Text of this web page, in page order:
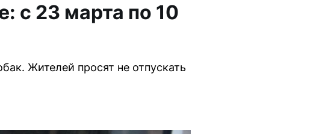
с 23 марта по 10
Жителей просят не отпускать